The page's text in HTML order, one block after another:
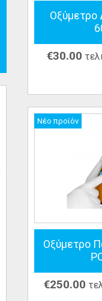
Οξύμετρο
€30.00
Οξύμετρο
€250.00
Νέο προϊόν